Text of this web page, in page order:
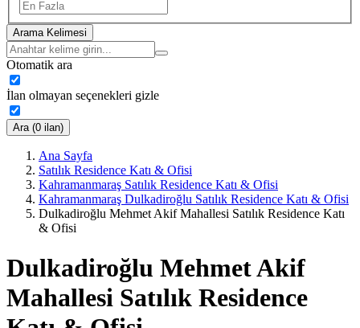
Arama Kelimesi
Otomatik ara
İlan olmayan seçenekleri gizle
Ara (0 ilan)
Ana Sayfa
Satılık Residence Katı & Ofisi
Kahramanmaraş Satılık Residence Katı & Ofisi
Kahramanmaraş Dulkadiroğlu Satılık Residence Katı & Ofisi
Dulkadiroğlu Mehmet Akif Mahallesi Satılık Residence Katı
& Ofisi
Dulkadiroğlu Mehmet Akif
Mahallesi Satılık Residence